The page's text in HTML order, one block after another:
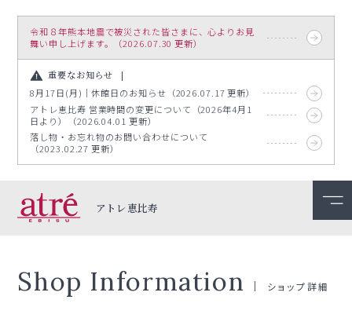
令和８年熊本地震で被災された皆さまに、心よりお見
舞い申し上げます。（2026.07.30 更新）
重要なお知らせ
8月17日(月)｜休館日のお知らせ（2026.07.17 更新）
アトレ恵比寿 営業時間の変更について（2026年4月1
日より）（2026.04.01 更新）
落し物・お忘れ物のお問い合わせについて
（2023.02.27 更新）
アトレ恵比寿
Shop Information ショップ詳細